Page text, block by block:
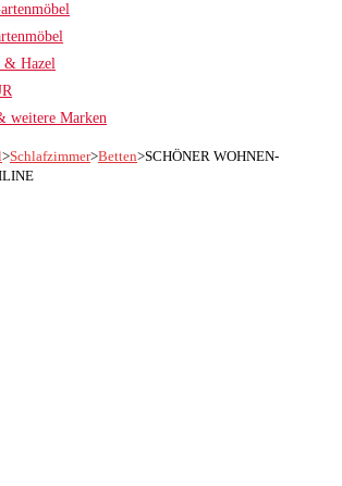
& Hazel
weitere Marken
>Schlafzimmer>Betten>SCHÖNER WOHNEN-